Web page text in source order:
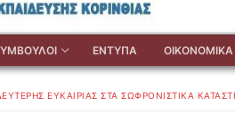
ΕΝΤΥΠΑ ΟΙΚΟΝΟΜΙΚΑ
ΕΥΚΑΙΡΙΑΣ ΣΤΑ ΣΩΦΡΟΝΙΣΤΙΚΑ